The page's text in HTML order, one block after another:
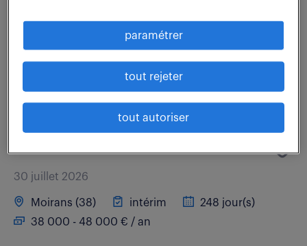
30 juillet 2026
Moirans (38) intérim
248 jour(s)
38 000 - 48 000 € / an
paramétrer
tout rejeter
tout autoriser